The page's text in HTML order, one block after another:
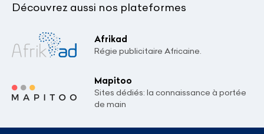
Découvrez aussi nos plateformes
Afrikad
Régie publicitaire Africaine.
Mapitoo
Sites dédiés: la connaissance à portée
de main